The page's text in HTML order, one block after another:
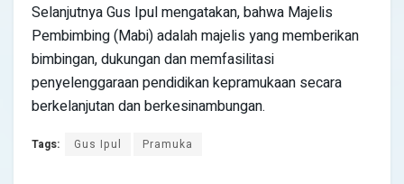
Selanjutnya Gus Ipul mengatakan, bahwa Majelis
Pembimbing (Mabi) adalah majelis yang memberikan
bimbingan, dukungan dan memfasilitasi
penyelenggaraan pendidikan kepramukaan secara
berkelanjutan dan berkesinambungan.
Tags: Gus Ipul Pramuka